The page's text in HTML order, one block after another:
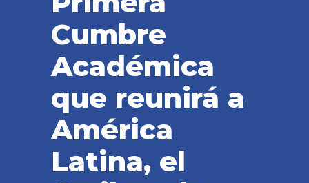
Cumbre
Académica
que reunirá a
América
Latina, el